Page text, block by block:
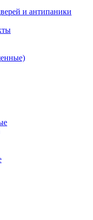
и антипаники